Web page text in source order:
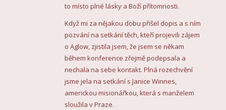
to místo plné lásky a Boží přítomnosti.
Když mi za nějakou dobu přišel dopis a s ním
pozvání na setkání těch, kteří projevili zájem
o Aglow, zjistila jsem, že jsem se někam
během konference zřejmě podepsala a
nechala na sebe kontakt. Plná rozechvění
jsme jela na setkání s Janice Winnes,
americkou misionářkou, která s manželem
sloužila v Praze.